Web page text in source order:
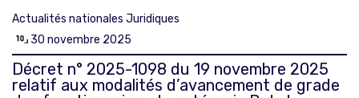
Actualités nationales Juridiques
30 novembre 2025
Décret n° 2025-1098 du 19 novembre 2025
relatif aux modalités d’avancement de grade